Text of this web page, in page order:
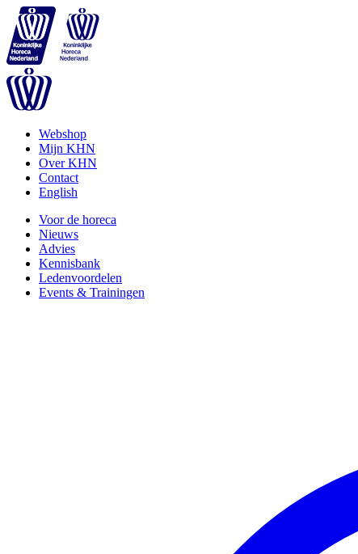
Webshop
Mijn KHN
Over KHN
Contact
English
Voor de horeca
Nieuws
Advies
Kennisbank
Ledenvoordelen
Events & Trainingen